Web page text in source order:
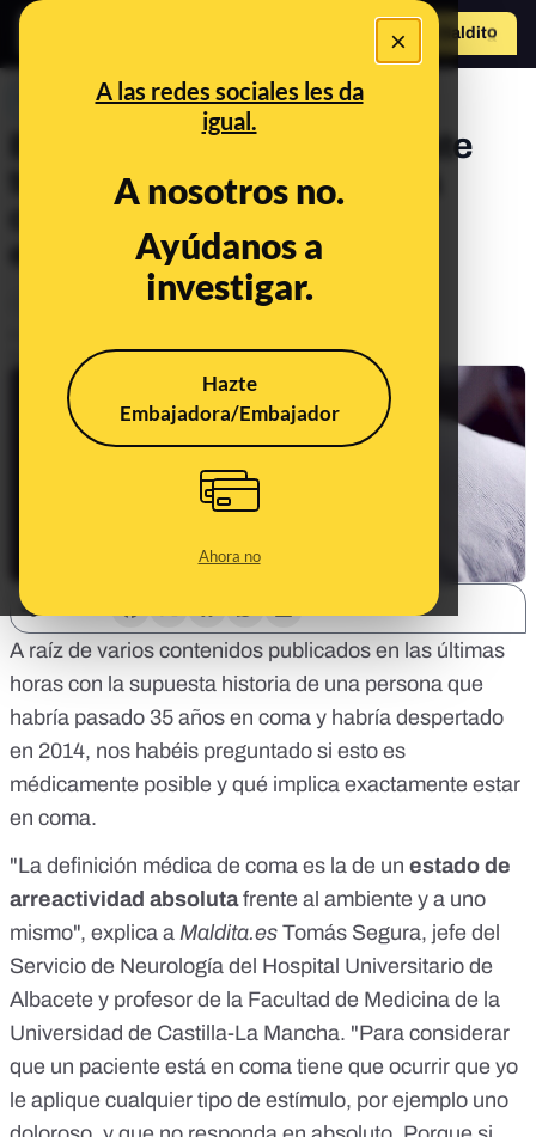
×
A las redes sociales les da
igual.
A nosotros no.
Ayúdanos a
investigar.
Hazte
Embajadora/Embajador
Ahora no
Hazte Maldito
PREBUNKING
Estado de coma: qué es este
trastorno neurológico de la
consciencia y cómo suele
evolucionar
Actualizado elDec 8, 2021, 10:12:00 AM
A raíz de varios contenidos publicados en las últimas
horas con la supuesta historia de una persona que
habría pasado 35 años en coma y habría despertado
en 2014, nos habéis preguntado si esto es
médicamente posible y qué implica exactamente estar
en coma.
"La definición médica de coma es la de un estado de
arreactividad absolutafrente al ambiente y a uno
mismo", explica a Maldita.es Tomás Segura, jefe del
Servicio de Neurología del Hospital Universitario de
Albacete y profesor de la Facultad de Medicina de la
Universidad de Castilla-La Mancha. "Para considerar
que un paciente está en coma tiene que ocurrir que yo
le aplique cualquier tipo de estímulo, por ejemplo uno